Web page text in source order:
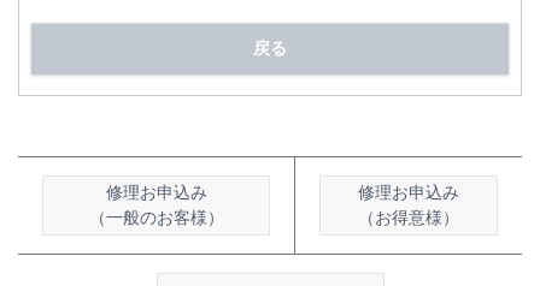
戻る
修理お申込み
（一般のお客様）
修理お申込み
（お得意様）